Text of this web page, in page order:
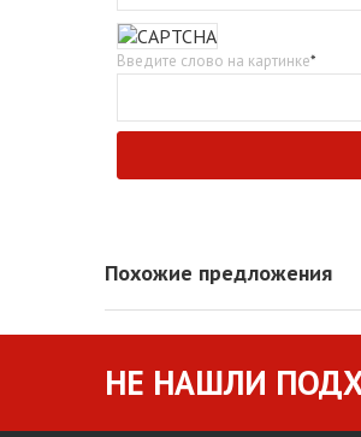
Введите слово на картинке*
Похожие предложения
НЕ НАШЛИ